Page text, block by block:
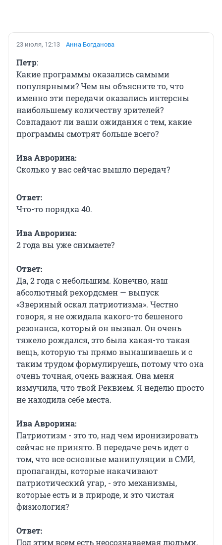
23 июля, 12:13 Анна Богданова
Петр:
Какие программы оказались самыми
популярными? Чем вы объясните то, что
именно эти передачи оказались интерсны
наибольшему количеству зрителей?
Совпадают ли ваши ожидания с тем, какие
программы смотрят больше всего?
Ива Аврорина:
Сколько у вас сейчас вышло передач?
Ответ:
Что-то порядка 40.
Ива Аврорина:
2 года вы уже снимаете?
Ответ:
Да, 2 года с небольшим. Конечно, наш
абсолютный рекордсмен — выпуск
«Звериный оскал патриотизма». Честно
говоря, я не ожидала какого-то бешеного
резонанса, который он вызвал. Он очень
тяжело рождался, это была какая-то такая
вещь, которую ты прямо вынашиваешь и с
таким трудом формулируешь, потому что она
очень точная, очень важная. Она меня
измучила, что твой Реквием. Я неделю просто
не находила себе места.
Ива Аврорина:
Патриотизм - это то, над чем иронизировать
сейчас не принято. В передаче речь идет о
том, что все основные манипуляции в СМИ,
пропаганды, которые накачивают
патриотический угар, - это механизмы,
которые есть и в природе, и это чистая
физиология?
Ответ:
Под этим всем есть неосознаваемая людьми,